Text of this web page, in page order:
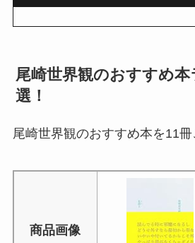
尾崎世界観のおすすめ
選！
尾崎世界観のおすすめ本を11冊
商品画像